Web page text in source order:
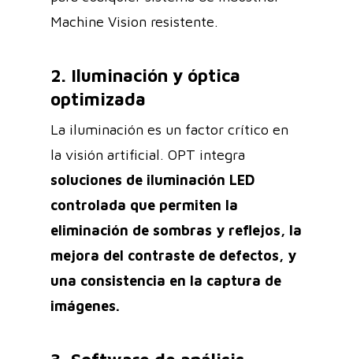
Machine Vision resistente.
2. Iluminación y óptica
optimizada
La iluminación es un factor crítico en
la visión artificial. OPT integra
soluciones de iluminación LED
controlada que permiten la
eliminación de sombras y reflejos, la
mejora del contraste de defectos, y
una consistencia en la captura de
imágenes.